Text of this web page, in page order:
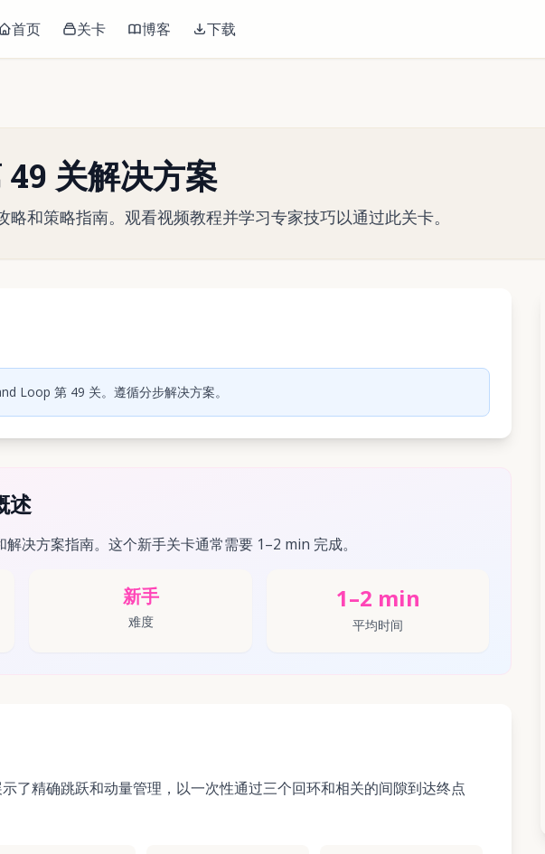
首页 关卡 博客 下载
关解决方案
和策略指南。观看视频教程并学习专家技巧以通过此关卡。
Loop 第 49 关。遵循分步解决方案。
述
决方案指南。这个新手关卡通常需要 1–2 min 完成。
新手
难度
1–2 min
平均时间
了精确跳跃和动量管理，以一次性通过三个回环和相关的间隙到达终点